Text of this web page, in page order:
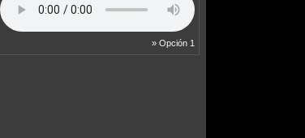
» Opción 1